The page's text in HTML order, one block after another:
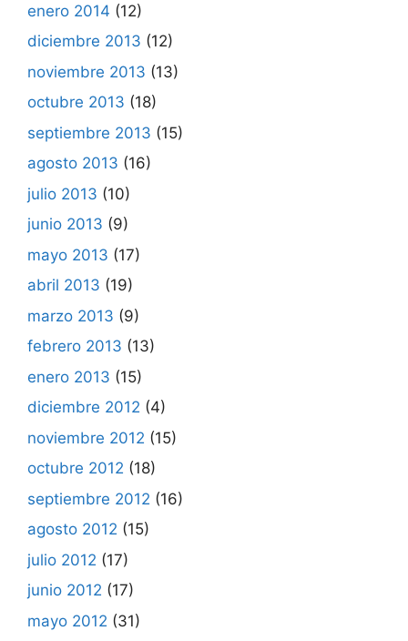
enero 2014 (12)
diciembre 2013 (12)
noviembre 2013 (13)
octubre 2013 (18)
septiembre 2013 (15)
agosto 2013 (16)
julio 2013 (10)
junio 2013 (9)
mayo 2013 (17)
abril 2013 (19)
marzo 2013 (9)
febrero 2013 (13)
enero 2013 (15)
diciembre 2012 (4)
noviembre 2012 (15)
octubre 2012 (18)
septiembre 2012 (16)
agosto 2012 (15)
julio 2012 (17)
junio 2012 (17)
mayo 2012 (31)